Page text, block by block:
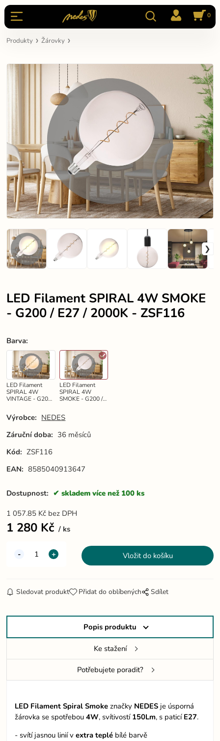
0
Produkty Žárovky
LED Filament SPIRAL 4W SMOKE
- G200 / E27 / 2000K - ZSF116
Barva:
LED Filament
SPIRAL 4W
VINTAGE - G200 /
ZSF115
LED Filament
SPIRAL 4W
SMOKE - G200 /
ZSF116
Výrobce: NEDES
Záruční doba: 36 měsíců
Kód: ZSF116
EAN: 8585040913647
Dostupnost: skladem více než 100 ks
1 057.85 Kč bez DPH
1 280 Kč ks
Sledovat produkt Přidat do oblíbených Sdílet
Popis produktu
Ke stažení
Potřebujete poradit?
LED Filament Spiral Smoke značky NEDES je úsporná
žárovka se spotřebou4W, svítivostí 150Lm, s paticí E27.
- svítí jasnou linií vextra teplé bílé barvě